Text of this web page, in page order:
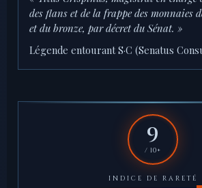
des flans et de la frappe des monnaies
et du bronze, par décret du Sénat. »
Légende entourant S·C (Senatus
9
/ 10+
INDICE DE RARETÉ